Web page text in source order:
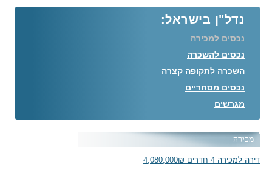
נדל"ן בישראל:
נכסים למכירה
נכסים להשכרה
השכרה לתקופה קצרה
נכסים מסחריים
מגרשים
מכירה
דירה למכירה 4 חדרים 4,080,000₪